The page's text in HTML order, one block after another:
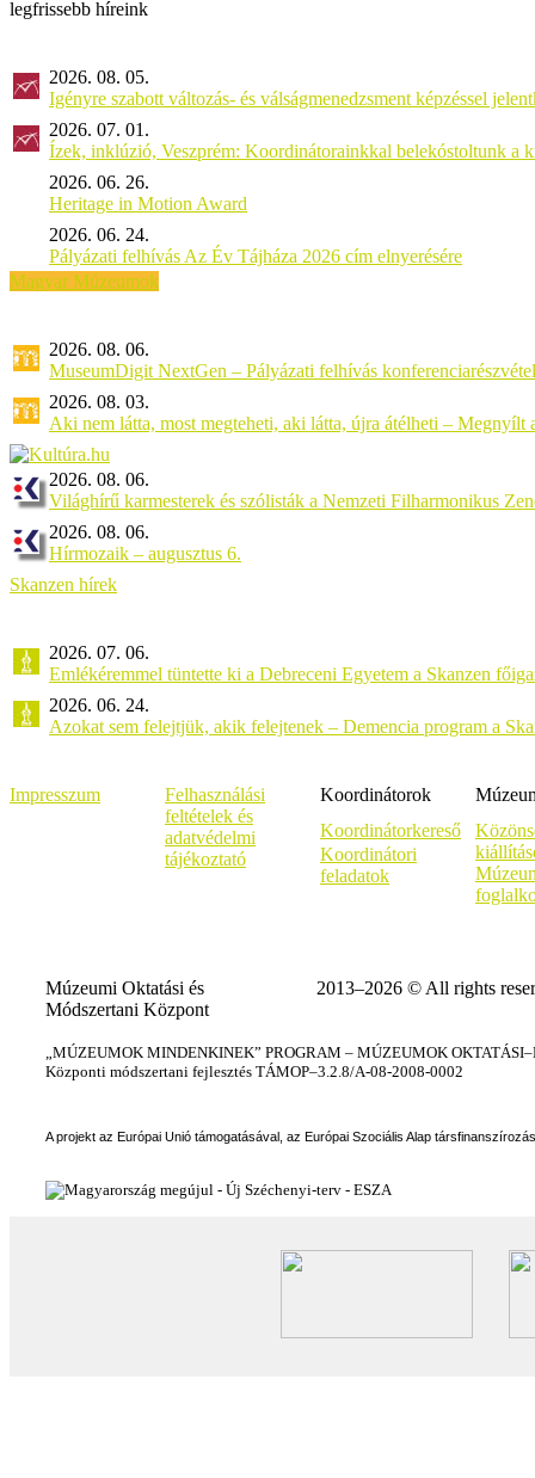
legfrissebb híreink
2026. 08. 05.
Igényre szabott változás- és válságmenedzsment képzéssel
2026. 07. 01.
Ízek, inklúzió, Veszprém: Koordinátorainkkal belekóstoltunk a
2026. 06. 26.
Heritage in Motion Award
2026. 06. 24.
Pályázati felhívás Az Év Tájháza 2026 cím elnyerésére
Magyar Múzeumok
2026. 08. 06.
MuseumDigit NextGen – Pályázati felhívás
2026. 08. 03.
Aki nem látta, most megteheti, aki látta, újra átélheti –
2026. 08. 06.
Világhírű karmesterek és szólisták a Nemzeti Filharmonikus
2026. 08. 06.
Hírmozaik – augusztus 6.
Skanzen hírek
2026. 07. 06.
Emlékéremmel tüntette ki a Debreceni Egyetem a Skanzen
2026. 06. 24.
Azokat sem felejtjük, akik felejtenek – Demencia program a
Impresszum
Felhasználási
feltételek és
adatvédelmi
tájékoztató
Koordinátorok
Koordinátorkereső
Koordinátori
feladatok
Múzeumi Oktatási és
Módszertani Központ
2013–2026 © All rights
„MÚZEUMOK MINDENKINEK” PROGRAM – MÚZEUMOK
Központi módszertani fejlesztés TÁMOP–3.2.8/A-08-2008-0002
A projekt az Európai Unió támogatásával, az Európai Szociális Alap